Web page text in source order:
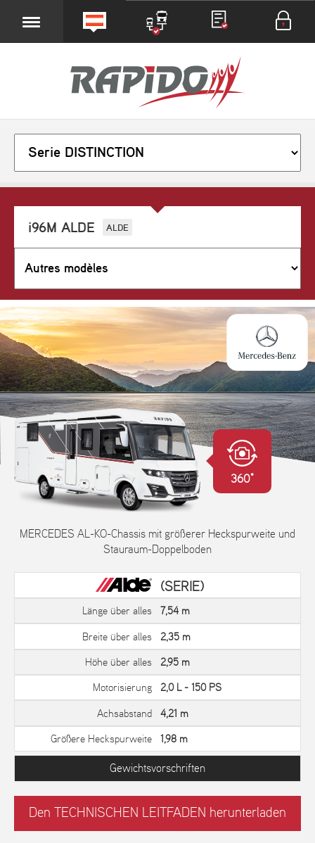
i96M ALDE ALDE
360°
MERCEDES AL-KO-Chassis mit größerer Heckspurweite und
Stauraum-Doppelboden
(SERIE)
Länge über alles 7,54 m
Breite über alles 2,35 m
Höhe über alles 2,95 m
Motorisierung 2,0 L - 150 PS
Achsabstand 4,21 m
Größere Heckspurweite 1,98 m
Gewichtsvorschriften
Den TECHNISCHEN LEITFADEN herunterladen